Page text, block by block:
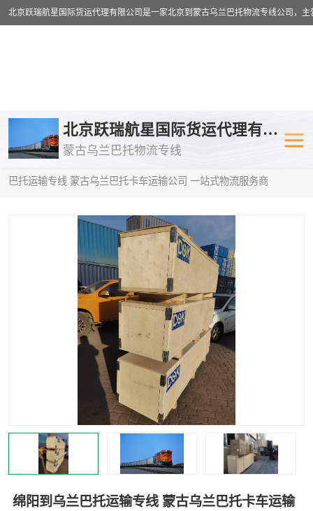
北京跃瑞航星国际货运代理有限公司
蒙古乌兰巴托物流专线
巴托运输专线 蒙古乌兰巴托卡车运输公司 一站式物流服务商
绵阳到乌兰巴托运输专线 蒙古乌兰巴托卡车运输
乌兰巴托物流专线 乌兰巴托铁
乌兰巴托公路运输
中欧班列 欧洲铁路运输
蒙古乌兰巴托双清包税
蒙古乌兰巴托空运专线
蒙古乌兰巴托汽运专线
中亚铁路运输